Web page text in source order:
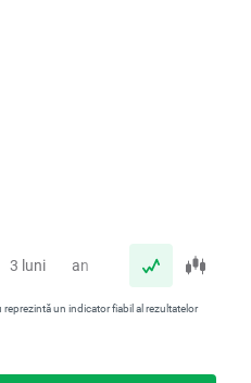
3 luni an
un indicator fiabil al rezultatelor